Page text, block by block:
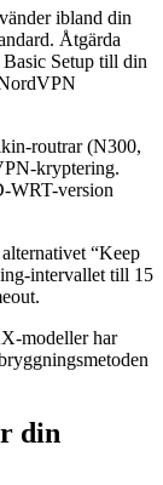
ibland din
Åtgärda
Setup till din
routrar (N300,
kryptering.
WRT-version
“Keep
intervallet till 15
modeller har
din